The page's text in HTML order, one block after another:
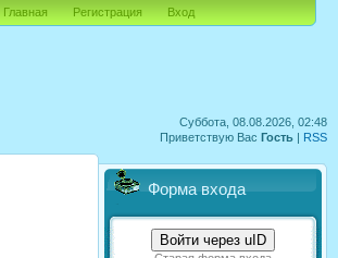
Суббота, 08.08.2026, 02:48
Приветствую Вас Гость | RSS
Главная Регистрация Вход
Форма входа
Войти через uID